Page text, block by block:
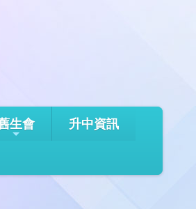
生會 升中資訊